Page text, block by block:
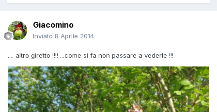
Giacomino
Inviato 8 Aprile 2014
.... altro giretto !!!! ...come si fa non passare a vederle !!!